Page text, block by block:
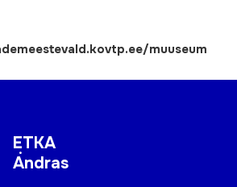
muuseum
ETKA
Andras